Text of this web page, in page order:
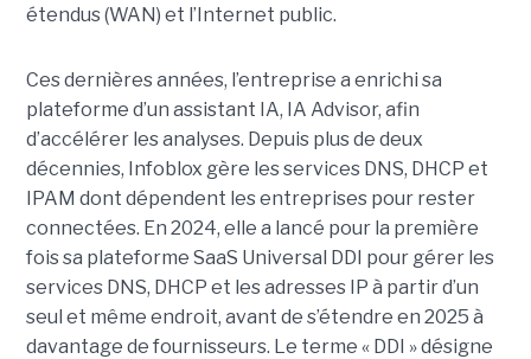
étendus (WAN) et l’Internet public.
Ces dernières années, l’entreprise a enrichi sa
plateforme d’un assistant IA, IA Advisor, afin
d’accélérer les analyses. Depuis plus de deux
décennies, Infoblox gère les services DNS, DHCP et
IPAM dont dépendent les entreprises pour rester
connectées. En 2024, elle a lancé pour la première
fois sa plateforme SaaS Universal DDI pour gérer les
services DNS, DHCP et les adresses IP à partir d’un
seul et même endroit, avant de s’étendre en 2025 à
davantage de fournisseurs. Le terme « DDI » désigne